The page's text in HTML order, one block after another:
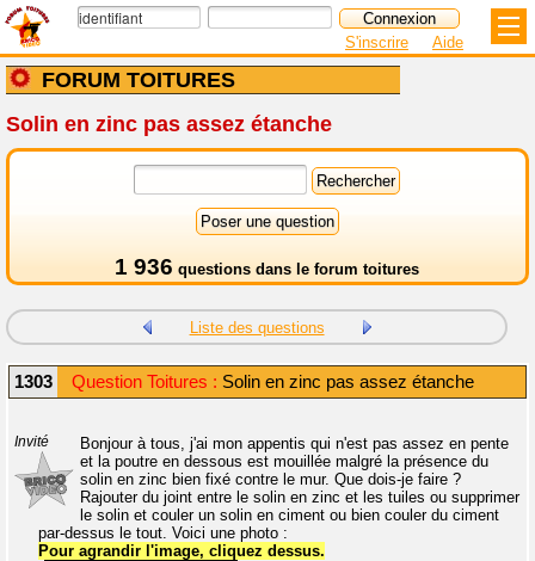
FORUM TOITURES
S'inscrire Aide
Solin en zinc pas assez étanche
1 936 questions dans le forum toitures
Liste des questions
1303 Question Toitures : Solin en zinc pas assez étanche
Invité
Bonjour à tous, j'ai mon appentis qui n'est pas assez en pente
et la poutre en dessous est mouillée malgré la présence du
solin en zinc bien fixé contre le mur. Que dois-je faire ?
Rajouter du joint entre le solin en zinc et les tuiles ou supprimer
le solin et couler un solin en ciment ou bien couler du ciment
par-dessus le tout. Voici une photo :
Pour agrandir l'image, cliquez dessus.